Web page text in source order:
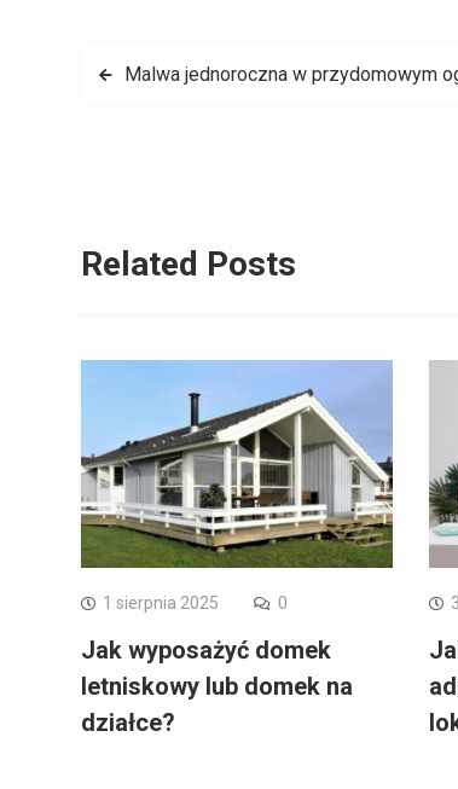
Nawigacja
Malwa jednoroczna w przydomowym
Related Posts
1 sierpnia 2025 0
Jak wyposażyć domek
letniskowy lub domek na
działce?